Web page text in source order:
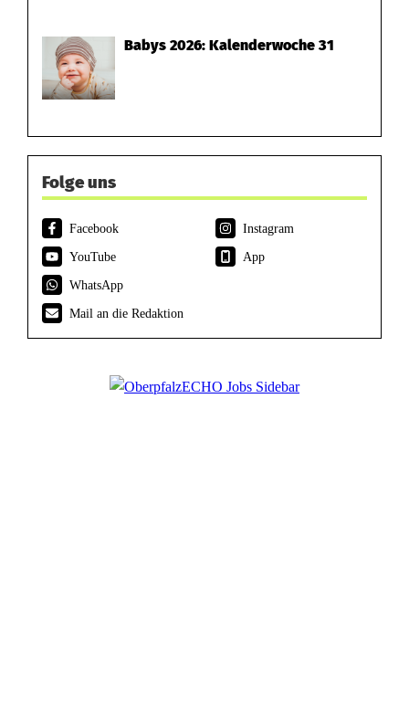
Babys 2026: Kalenderwoche 31
Folge uns
Facebook
Instagram
YouTube
App
WhatsApp
Mail an die Redaktion